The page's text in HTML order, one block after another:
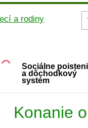
a rodiny
Sociálne
a dôchodkový
systém
Konanie